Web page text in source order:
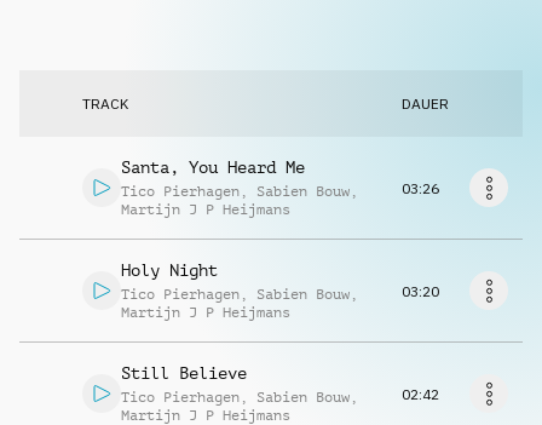
TRACK DAUER
Santa, You Heard Me
Tico Pierhagen , Sabien Bouw ,
Martijn J P Heijmans
03:26
Holy Night
Tico Pierhagen , Sabien Bouw ,
Martijn J P Heijmans
03:20
Still Believe
Tico Pierhagen , Sabien Bouw ,
Martijn J P Heijmans
02:42